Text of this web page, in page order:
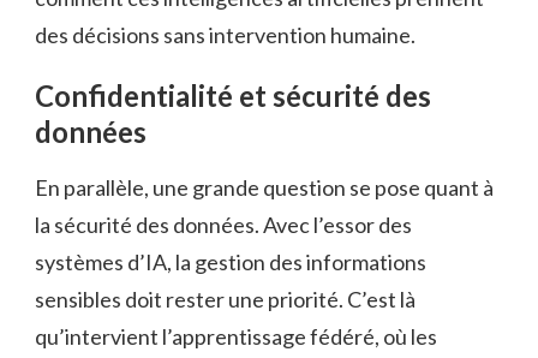
des décisions sans intervention humaine.
Confidentialité et sécurité des
données
En parallèle, une grande question se pose quant à
la sécurité des données. Avec l’essor des
systèmes d’IA, la gestion des informations
sensibles doit rester une priorité. C’est là
qu’intervient l’apprentissage fédéré, où les